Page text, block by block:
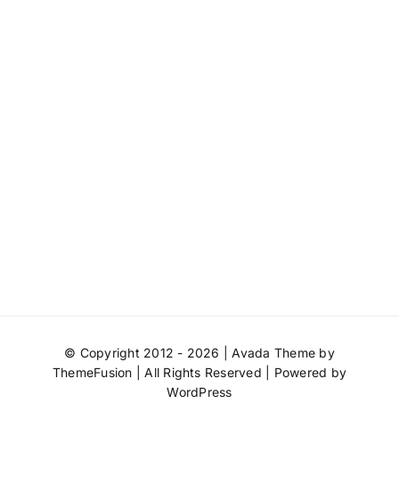
© Copyright 2012 - 2026 | Avada Theme by
ThemeFusion | All Rights Reserved | Powered by
WordPress